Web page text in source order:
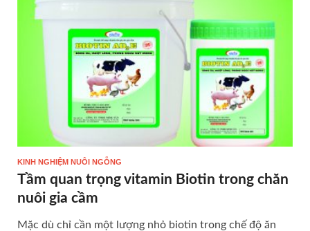
KINH NGHIỆM NUÔI NGỖNG
Tầm quan trọng vitamin Biotin trong chăn
nuôi gia cầm
Mặc dù chỉ cần một lượng nhỏ biotin trong chế độ ăn